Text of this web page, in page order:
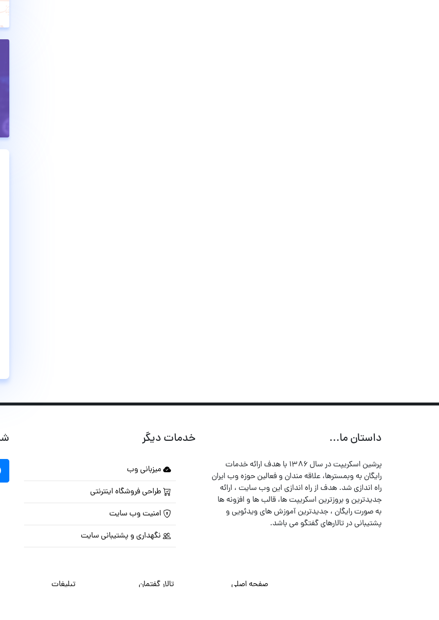
داستان ما...
پرشین اسکریپت در سال ۱۳۸۶ با هدف ارائه خدمات
رایگان به وبمسترها، علاقه مندان و فعالین حوزه وب ایران
راه اندازی شد. هدف از راه اندازی این وب سایت ، ارائه
جدیدترین و بروزترین اسکریپت ها، قالب ها و افزونه ها
به صورت رایگان ، جدیدترین آموزش های ویدئویی و
پشتیبانی در تالارهای گفتگو می باشد.
خدمات دیگر
میزبانی وب
طراحی فروشگاه اینترنتی
امنیت وب سایت
نگهداری و پشتیبانی سایت
صفحه اصلی تالار گفتمان تبلیغات